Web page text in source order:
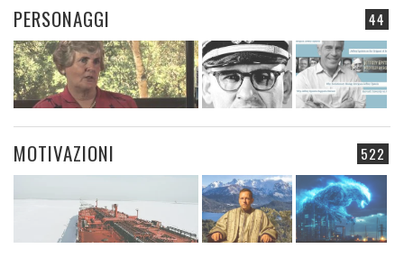
44
PERSONAGGI
522
MOTIVAZIONI